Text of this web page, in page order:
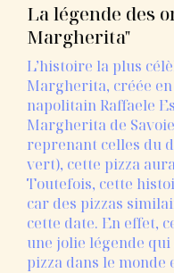
Lalégende des
Margherita"
L’histoire la plus
Margherita, créée
napolitain Raffaele
Margherita de
reprenant celles du
vert), cette pizza
Toutefois, cette
car des pizzas
cette date. En effet,
une jolie légende qui
pizza dans le monde